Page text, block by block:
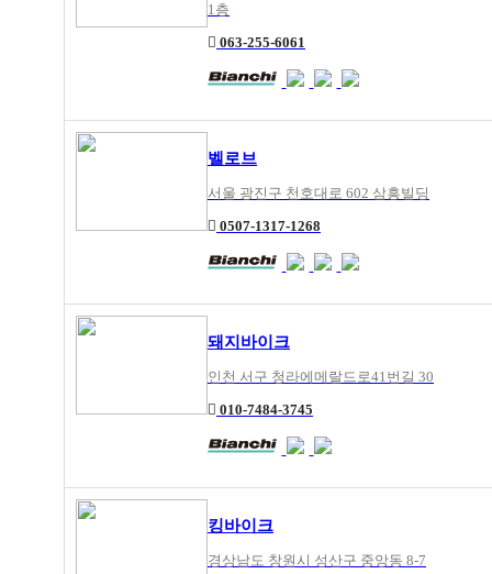
1층
063-255-6061
벨로브
서울 광진구 천호대로 602 삼흥빌딩
0507-1317-1268
돼지바이크
인천 서구 청라에메랄드로41번길 30
010-7484-3745
킹바이크
경상남도 창원시 성산구 중앙동 8-7